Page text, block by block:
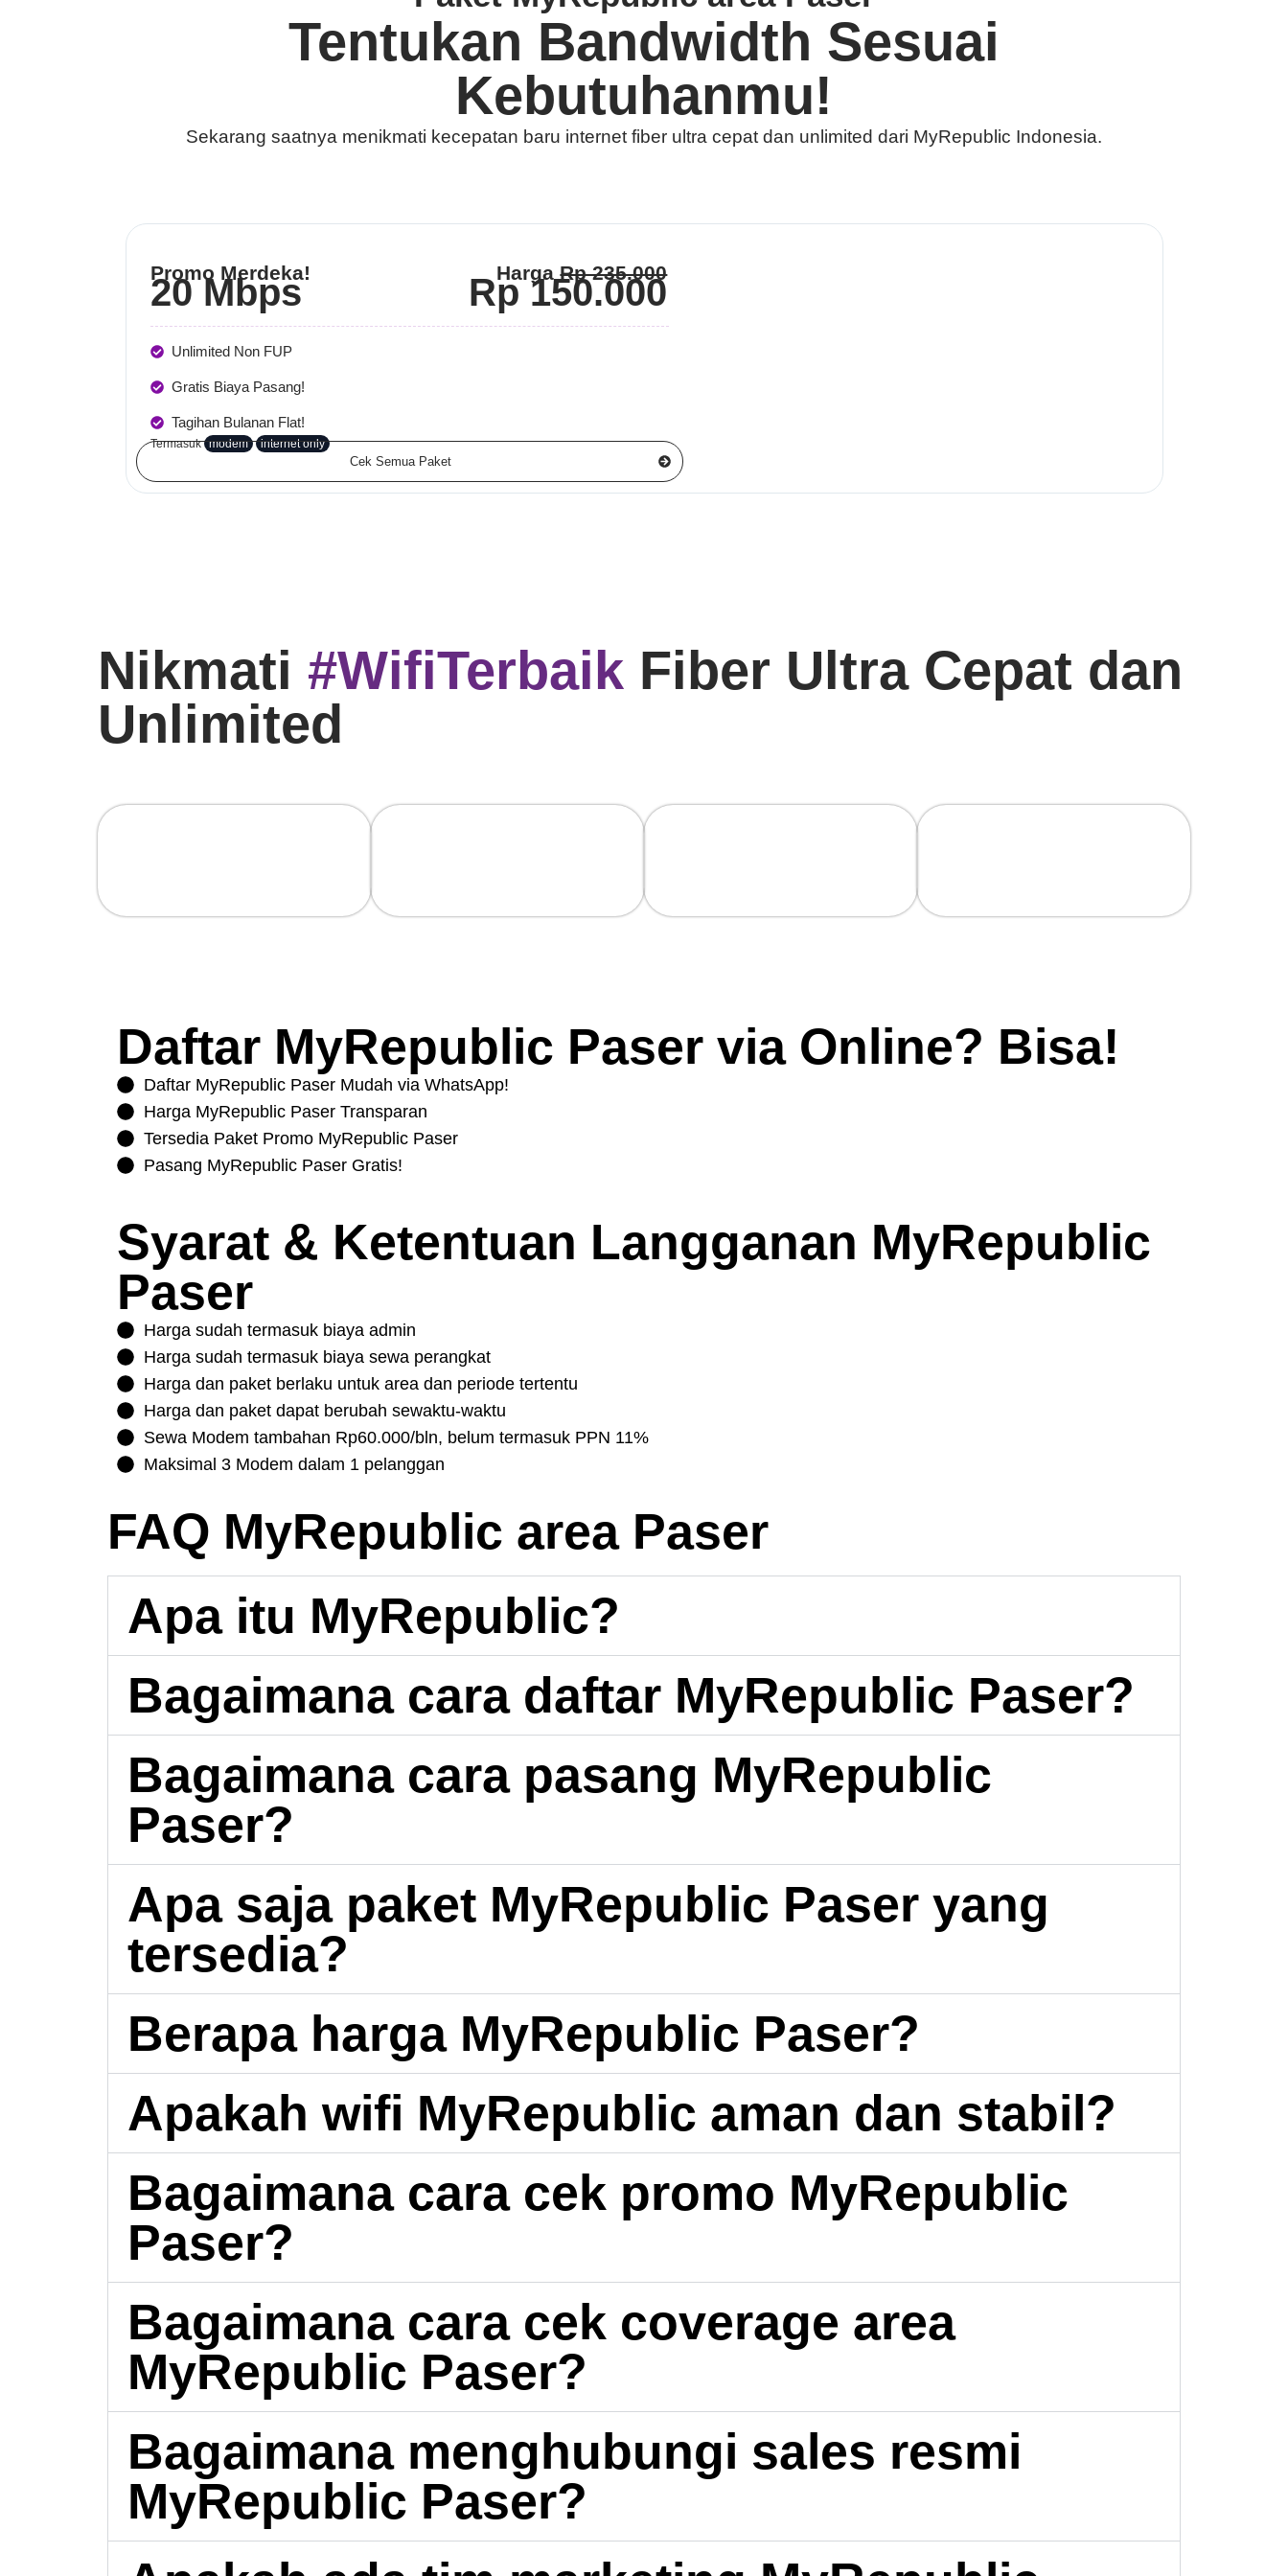
Tentukan Bandwidth Sesuai
Kebutuhanmu!
Sekarang saatnya menikmati kecepatan baru internet fiber ultra cepat dan unlimited dari MyRepublic Indonesia.
Promo Merdeka!
20 Mbps HargaRp 235.000
Rp 150.000
Unlimited Non FUP
Gratis Biaya Pasang!
Tagihan Bulanan Flat!
Termasuk modem internet only
Cek Semua Paket
Nikmati #WifiTerbaik Fiber Ultra Cepat dan
Unlimited
Daftar MyRepublic Paser via Online? Bisa!
Daftar MyRepublic Paser Mudah via WhatsApp!
Harga MyRepublic Paser Transparan
Tersedia Paket Promo MyRepublic Paser
Pasang MyRepublic Paser Gratis!
Syarat & Ketentuan Langganan MyRepublic
Paser
Harga sudah termasuk biaya admin
Harga sudah termasuk biaya sewa perangkat
Harga dan paket berlaku untuk area dan periode tertentu
Harga dan paket dapat berubah sewaktu-waktu
Sewa Modem tambahan Rp60.000/bln, belum termasuk PPN 11%
Maksimal 3 Modem dalam 1 pelanggan
FAQ MyRepublic area Paser
Apa itu MyRepublic?
Bagaimana cara daftar MyRepublic Paser?
Bagaimana cara pasang MyRepublic
Paser?
Apa saja paket MyRepublic Paser yang
tersedia?
Berapa harga MyRepublic Paser?
Apakah wifi MyRepublic aman dan stabil?
Bagaimana cara cek promo MyRepublic
Paser?
Bagaimana cara cek coverage area
MyRepublic Paser?
Bagaimana menghubungi sales resmi
MyRepublic Paser?